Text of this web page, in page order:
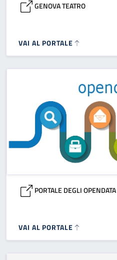
GENOVA TEATRO
VAI AL PORTALE
PORTALE DEGLI OPENDATA
VAI AL PORTALE